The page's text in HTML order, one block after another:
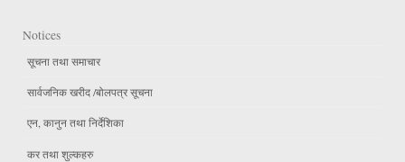
Notices
सूचना तथा समाचार
सार्वजनिक खरीद /बोलपत्र सूचना
एन, कानुन तथा निर्देशिका
कर तथा शुल्कहरु